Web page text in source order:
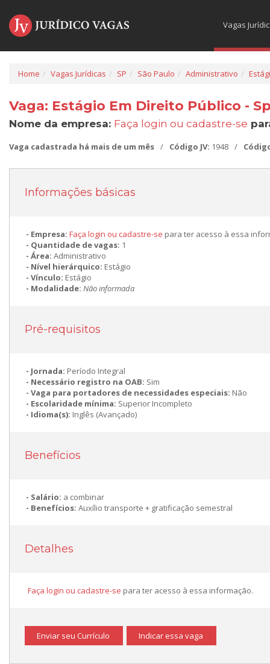
Vagas
Home Vagas Jurídicas SP São Paulo Administrativo
Vaga: Estágio Em Direito Público -
Nome da empresa: Faça login ou cadastre-se
Vaga cadastrada há mais de um mês / Código JV: 1948 /
Informações básicas
Empresa: Faça login ou cadastre-se para ter acesso à essa
Quantidade de vagas: 1
Área: Administrativo
Nível hierárquico: Estágio
Vínculo: Estágio
Modalidade: Não informada
Pré-requisitos
Jornada: Período Integral
Necessário registro na OAB: Sim
Vaga para portadores de necessidades especiais: Não
Escolaridade mínima: Superior Incompleto
Idioma(s): Inglês (Avançado)
Benefícios
Salário: a combinar
Benefícios: Auxílio transporte + gratificação semestral
Detalhes
Faça login ou cadastre-se para ter acesso à essa informação.
Enviar seu Currículo Indicar essa vaga